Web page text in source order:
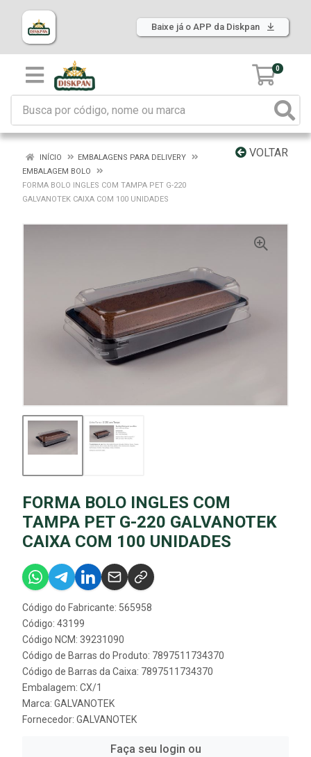
Baixe já o APP da Diskpan
0
VOLTAR
INÍCIO
EMBALAGENS PARA DELIVERY
EMBALAGEM BOLO
FORMA BOLO INGLES COM TAMPA PET G-220
GALVANOTEK CAIXA COM 100 UNIDADES
FORMA BOLO INGLES COM
TAMPA PET G-220 GALVANOTEK
CAIXA COM 100 UNIDADES
Código do Fabricante: 565958
Código: 43199
Código NCM: 39231090
Código de Barras do Produto: 7897511734370
Código de Barras da Caixa: 7897511734370
Embalagem: CX/1
Marca: GALVANOTEK
Fornecedor: GALVANOTEK
Faça seu login ou